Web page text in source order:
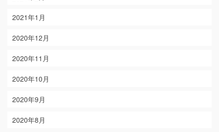
2021年1月
2020年12月
2020年11月
2020年10月
2020年9月
2020年8月